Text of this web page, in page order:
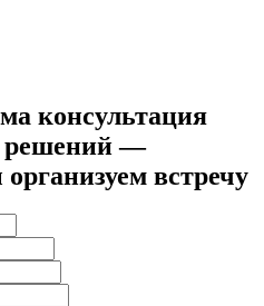
консультация
решений —
встречу